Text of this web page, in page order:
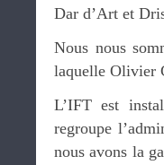
Dar d’Art et
Nous nous
laquelle Olivier
L’IFT est
regroupe
nous avons la